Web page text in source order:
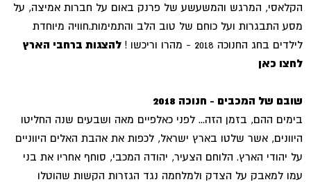
הקלאסי, המרגש והמשעשע של פרנק באום על חברות אמיצה, על
מסע התבגרות ועל כוחם של טוב הלב והתמימות.חוויה מיוחדת
לילדים בחג החנוכה 2018 - מהרו וריכשו !
להצגות ברחבי הארץ
לחצו כאן
שובם של המכבים - חנוכה 2018
בימים ההם, בזמן הזה... לפני כאלפיים מאה ושבעים שנה החליטו
היוונים, אשר שלטו בארץ ישראל, לכפות את אהבת האלים היווניים
על יהודי הארץ. הלוחם הצעיר, יהודה המכבי, סוחף אחריו את בני
עמו למאבק על הצדק ולמלחמה נגד הגזרות הקשות שהוטלו